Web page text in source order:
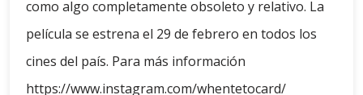
como algo completamente obsoleto y relativo. La
película se estrena el 29 de febrero en todos los
cines del país. Para más información
https://www.instagram.com/whentetocard/